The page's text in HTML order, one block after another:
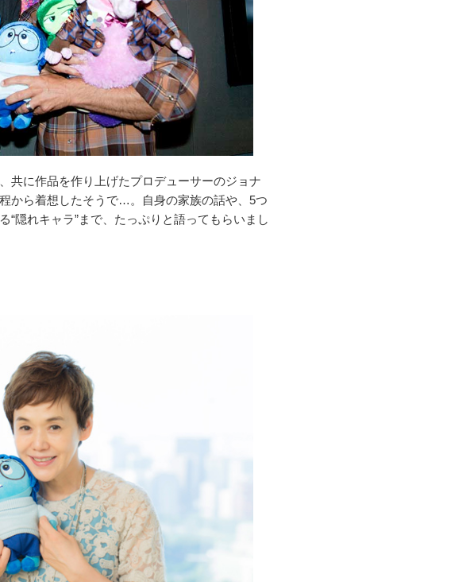
共に作品を作り上げたプロデューサーのジョナ
から着想したそうで…。自身の家族の話や、5つ
隠れキャラ”まで、たっぷりと語ってもらいまし